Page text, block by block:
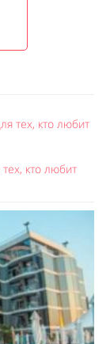
кто любит